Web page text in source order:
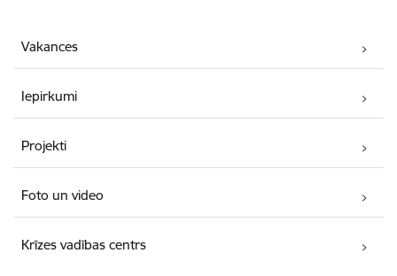
Vakances
Iepirkumi
Projekti
Foto un video
Krīzes vadības centrs